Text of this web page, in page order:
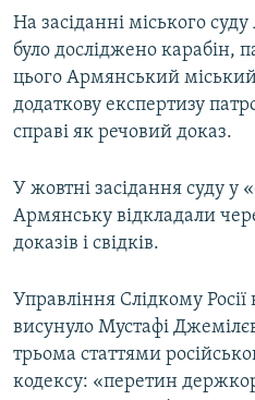
На засіданні міського
було досліджено карабін,
цього Армянський
додаткову експертизу
справі як речовий доказ.
У жовтні засідання суду у
Армянську відкладали
доказів і свідків.
Управління Слідкому
висунуло Мустафі
трьома статтями
кодексу: «перетин